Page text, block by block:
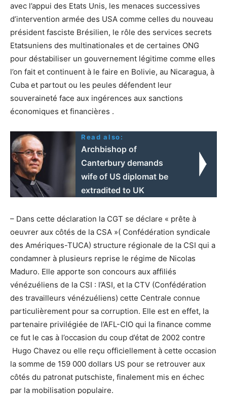
avec l’appui des Etats Unis, les menaces successives
d’intervention armée des USA comme celles du nouveau
président fasciste Brésilien, le rôle des services secrets
Etatsuniens des multinationales et de certaines ONG
pour déstabiliser un gouvernement légitime comme elles
l’on fait et continuent à le faire en Bolivie, au Nicaragua, à
Cuba et partout ou les peules défendent leur
souveraineté face aux ingérences aux sanctions
économiques et financières .
Read also:
Archbishop of
Canterbury demands
wife of US diplomat be
extradited to UK
– Dans cette déclaration la CGT se déclare « prête à
oeuvrer aux côtés de la CSA »( Confédération syndicale
des Amériques-TUCA) structure régionale de la CSI qui a
condamner à plusieurs reprise le régime de Nicolas
Maduro. Elle apporte son concours aux affiliés
vénézuéliens de la CSI : l’ASI, et la CTV (Confédération
des travailleurs vénézuéliens) cette Centrale connue
particulièrement pour sa corruption. Elle est en effet, la
partenaire privilégiée de l’AFL-CIO qui la finance comme
ce fut le cas à l’occasion du coup d’état de 2002 contre
Hugo Chavez ou elle reçu officiellement à cette occasion
la somme de 159 000 dollars US pour se retrouver aux
côtés du patronat putschiste, finalement mis en échec
par la mobilisation populaire.